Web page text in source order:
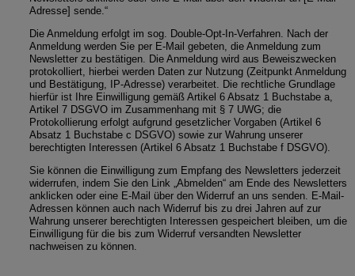
Adresse] sende.“
Die Anmeldung erfolgt im sog. Double-Opt-In-Verfahren. Nach der
Anmeldung werden Sie per E-Mail gebeten, die Anmeldung zum
Newsletter zu bestätigen. Die Anmeldung wird aus Beweiszwecken
protokolliert, hierbei werden Daten zur Nutzung (Zeitpunkt Anmeldung
und Bestätigung, IP-Adresse) verarbeitet. Die rechtliche Grundlage
hierfür ist Ihre Einwilligung gemäß Artikel 6 Absatz 1 Buchstabe a,
Artikel 7 DSGVO im Zusammenhang mit § 7 UWG; die
Protokollierung erfolgt aufgrund gesetzlicher Vorgaben (Artikel 6
Absatz 1 Buchstabe c DSGVO) sowie zur Wahrung unserer
berechtigten Interessen (Artikel 6 Absatz 1 Buchstabe f DSGVO).
Sie können die Einwilligung zum Empfang des Newsletters jederzeit
widerrufen, indem Sie den Link „Abmelden“ am Ende des Newsletters
anklicken oder eine E-Mail über den Widerruf an uns senden. E-Mail-
Adressen können auch nach Widerruf bis zu drei Jahren auf zur
Wahrung unserer berechtigten Interessen gespeichert bleiben, um die
Einwilligung für die bis zum Widerruf versandten Newsletter
nachweisen zu können.